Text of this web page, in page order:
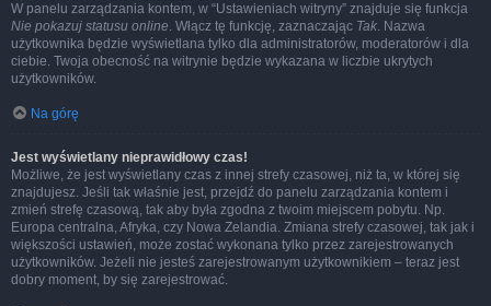
W panelu zarządzania kontem, w “Ustawieniach witryny” znajduje się funkcja
Nie pokazuj statusu online. Włącz tę funkcję, zaznaczając Tak. Nazwa
użytkownika będzie wyświetlana tylko dla administratorów, moderatorów i dla
ciebie. Twoja obecność na witrynie będzie wykazana w liczbie ukrytych
użytkowników.
Na górę
Jest wyświetlany nieprawidłowy czas!
Możliwe, że jest wyświetlany czas z innej strefy czasowej, niż ta, w której się
znajdujesz. Jeśli tak właśnie jest, przejdź do panelu zarządzania kontem i
zmień strefę czasową, tak aby była zgodna z twoim miejscem pobytu. Np.
Europa centralna, Afryka, czy Nowa Zelandia. Zmiana strefy czasowej, tak jak i
większości ustawień, może zostać wykonana tylko przez zarejestrowanych
użytkowników. Jeżeli nie jesteś zarejestrowanym użytkownikiem – teraz jest
dobry moment, by się zarejestrować.